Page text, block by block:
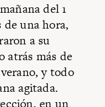
del 1
de una hora,
a su
atrás más de
y todo
agitada.
en un